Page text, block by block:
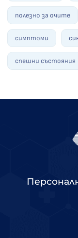
полезно за очите
симптоми
спешни състояния